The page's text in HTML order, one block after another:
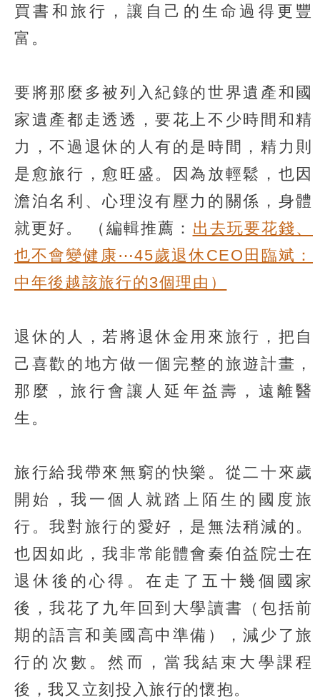
買書和旅行，讓自己的生命過得更豐
富。
要將那麼多被列入紀錄的世界遺產和國
家遺產都走透透，要花上不少時間和精
力，不過退休的人有的是時間，精力則
是愈旅行，愈旺盛。因為放輕鬆，也因
澹泊名利、心理沒有壓力的關係，身體
就更好。
（編輯推薦： 出去玩要花錢、
也不會變健康⋯45歲退休CEO田臨斌：
中年後越該旅行的3個理由）
退休的人，若將退休金用來旅行，把自
己喜歡的地方做一個完整的旅遊計畫，
那麼，旅行會讓人延年益壽，遠離醫
生。
旅行給我帶來無窮的快樂。從二十來歲
開始，我一個人就踏上陌生的國度旅
行。我對旅行的愛好，是無法稍減的。
也因如此，我非常能體會秦伯益院士在
退休後的心得。在走了五十幾個國家
後，我花了九年回到大學讀書（包括前
期的語言和美國高中準備），減少了旅
行的次數。然而，當我結束大學課程
後，我又立刻投入旅行的懷抱。